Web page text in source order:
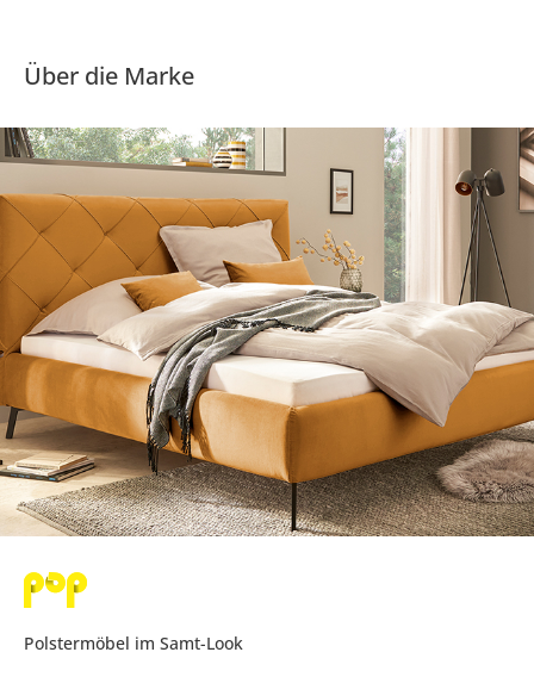
Über die Marke
Polstermöbel im Samt-Look